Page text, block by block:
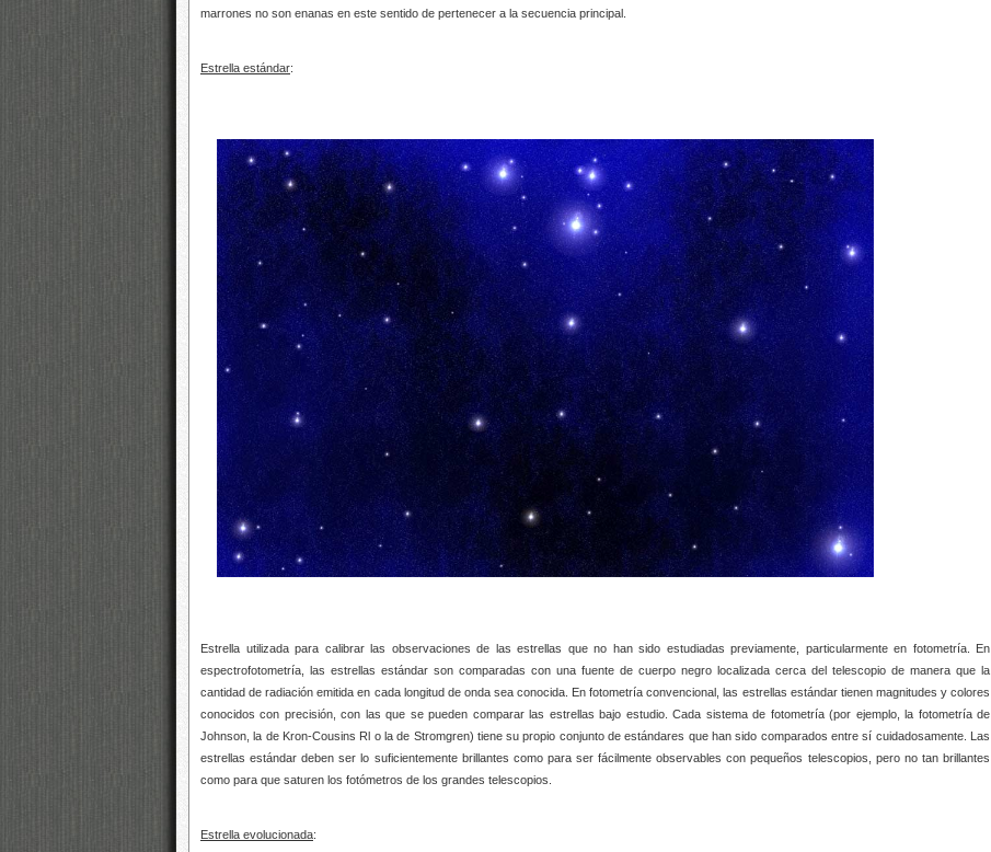
marrones no son enanas en este sentido de pertenecer a la secuencia principal.
Estrella estándar:
Estrella utilizada para calibrar las observaciones de las estrellas que no han sido estudiadas previamente, particularmente en fotometría. En
espectrofotometría, las estrellas estándar son comparadas con una fuente de cuerpo negro localizada cerca del telescopio de manera que la
cantidad de radiación emitida en cada longitud de onda sea conocida. En fotometría convencional, las estrellas estándar tienen magnitudes y colores
conocidos con precisión, con las que se pueden comparar las estrellas bajo estudio. Cada sistema de fotometría (por ejemplo, la fotometría de
Johnson, la de Kron-Cousins Rl o la de Stromgren) tiene su propio conjunto de estándares que han sido comparados entre sí cuidadosamente. Las
estrellas estándar deben ser lo suficientemente brillantes como para ser fácilmente observables con pequeños telescopios, pero no tan brillantes
como para que saturen los fotómetros de los grandes telescopios.
Estrella evolucionada: